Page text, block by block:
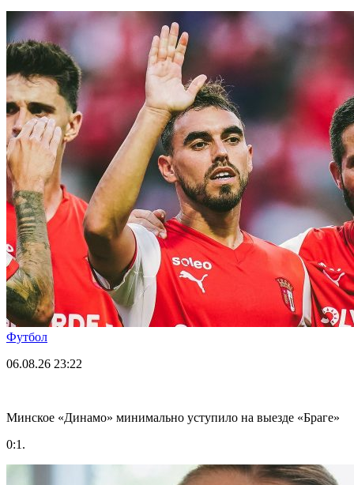
Футбол
06.08.26 23:22
Минское «Динамо» минимально уступило на выезде «Браге»
0:1.